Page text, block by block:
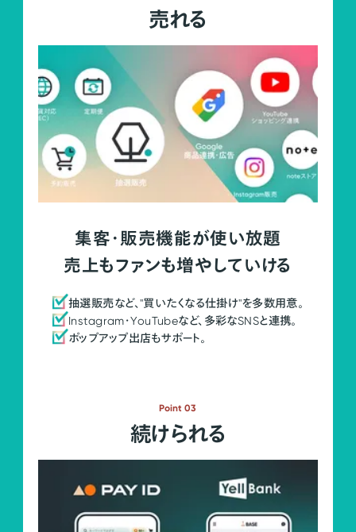
売れる
集客・販売機能が使い放題
売上もファンも増やしていける
抽選販売など、"買いたくなる仕掛け"を多数用意。
Instagram・YouTubeなど、多彩なSNSと連携。
ポップアップ出店もサポート。
Point 03
続けられる